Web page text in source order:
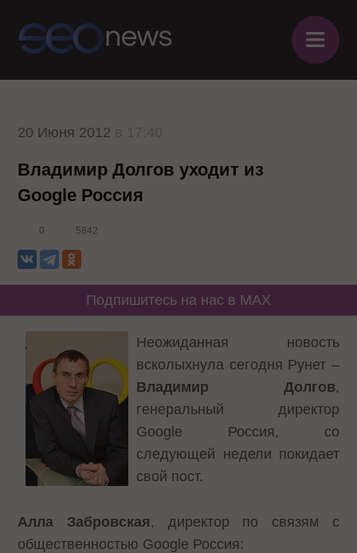
≡
20 Июня 2012
Владимир Долгов уходит из
Google Россия
0 5842
Подпишитесь на нас в MAX
Неожиданная новость
всколыхнула сегодня Рунет –
Владимир Долгов,
генеральный директор
Google Россия, со
следующей недели покидает
свой пост.
Алла Забровская , директор по связям с
общественностью Google Россия: